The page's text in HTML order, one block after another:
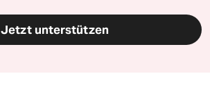
Jetzt unterstützen